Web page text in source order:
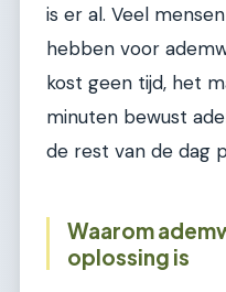
is er al. Veel
hebben voor
kost geen tijd, het
minuten bewust
de rest van de dag
Waarom
oplossing is